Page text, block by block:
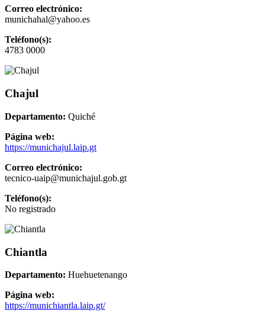
Correo electrónico:
munichahal@yahoo.es
Teléfono(s):
4783 0000
Chajul
Departamento: Quiché
Página web:
https://munichajul.laip.gt
Correo electrónico:
tecnico-uaip@munichajul.gob.gt
Teléfono(s):
No registrado
Chiantla
Departamento: Huehuetenango
Página web:
https://munichiantla.laip.gt/